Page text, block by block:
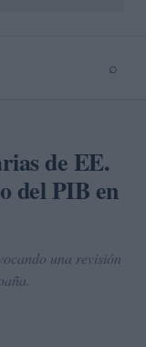
⌕
de EE.
del PIB en
una revisión